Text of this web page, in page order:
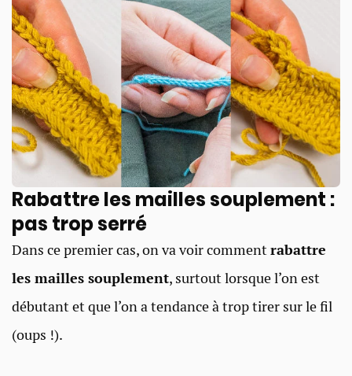
Rabattre les mailles souplement :
pas trop serré
Dans ce premier cas, on va voir commentrabattre
les mailles souplement, surtout lorsque l’on est
débutant et que l’on a tendance à trop tirer sur le fil
(oups !).